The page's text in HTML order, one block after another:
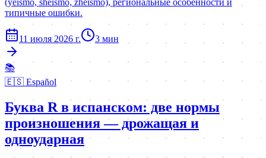
типичные ошибки.
11 июля 2026 г. 3 мин
📚
🇪🇸 Español
Буква R в испанском: две нормы
произношения — дрожащая и
одноударная